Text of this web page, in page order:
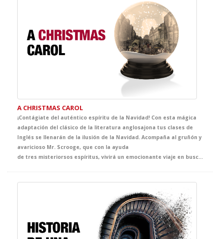
A CHRISTMAS CAROL
¡Contágiate del auténtico espíritu de la Navidad! Con esta mágica
adaptación del clásico de la literatura anglosajona tus clases de
Inglés se llenarán de la ilusión de la Navidad. Acompaña al gruñón y
avaricioso Mr. Scrooge, que con la ayuda
de tres misteriorsos espíritus, vivirá un emocionante viaje en busca del auténtico sentido de la Navidad. El clásico más representado de Dickens se convertirá en la propuesta infalible de tus clases de Inglés y, sin duda, en el mejor regalo que no puede faltar en vuestra agenda de actividades navideñas.